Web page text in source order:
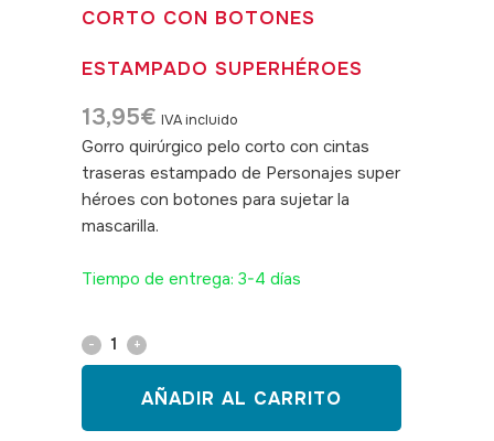
CORTO CON BOTONES
ESTAMPADO SUPERHÉROES
13,95€ IVA incluido
Gorro quirúrgico pelo corto con cintas
traseras estampado de Personajes super
héroes con botones para sujetar la
mascarilla.
Tiempo de entrega: 3-4 días
Gorro
pelo
AÑADIR AL CARRITO